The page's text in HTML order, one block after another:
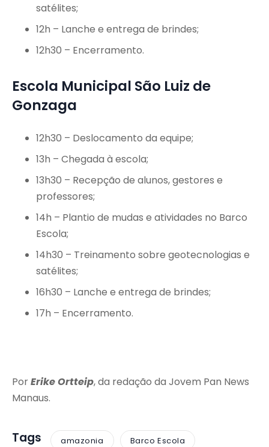
satélites;
12h – Lanche e entrega de brindes;
12h30 – Encerramento.
Escola Municipal São Luiz de
Gonzaga
12h30 – Deslocamento da equipe;
13h – Chegada à escola;
13h30 – Recepção de alunos, gestores e
professores;
14h – Plantio de mudas e atividades no Barco
Escola;
14h30 – Treinamento sobre geotecnologias e
satélites;
16h30 – Lanche e entrega de brindes;
17h – Encerramento.
PorErike Ortteip, da redação da Jovem Pan News
Manaus.
Tags amazonia Barco Escola